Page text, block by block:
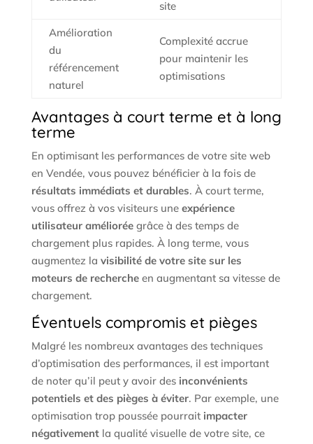
site
Amélioration
du
référencement
naturel
Complexité accrue
pour maintenir les
optimisations
Avantages à court terme et à long
terme
En optimisant les performances de votre site web
en Vendée, vous pouvez bénéficier à la fois de
résultats immédiats et durables. À court terme,
vous offrez à vos visiteurs une expérience
utilisateur amélioréegrâce à des temps de
chargement plus rapides. À long terme, vous
augmentez la visibilité de votre site sur les
moteurs de rechercheen augmentant sa vitesse de
chargement.
Éventuels compromis et pièges
Malgré les nombreux avantages des techniques
d’optimisation des performances, il est important
de noter qu’il peut y avoir des inconvénients
potentiels et des pièges à éviter. Par exemple, une
optimisation trop poussée pourrait impacter
négativementla qualité visuelle de votre site, ce